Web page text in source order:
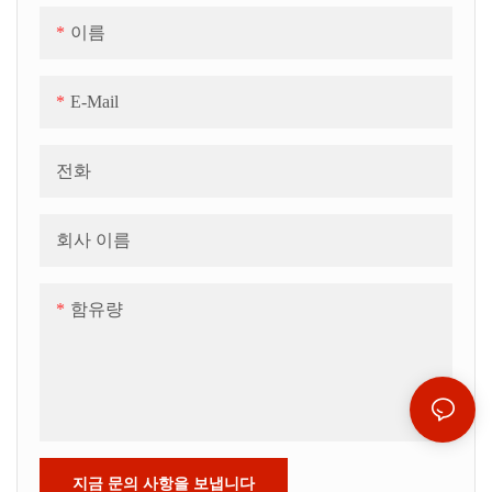
이름
E-Mail
전화
회사 이름
함유량
지금 문의 사항을 보냅니다